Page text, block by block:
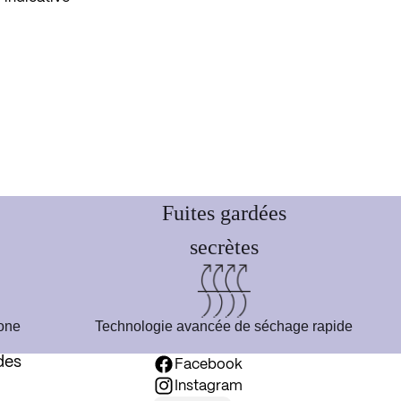
Fuites gardées
secrètes
Technologie avancée de séchage rapide
Facebook
Instagram